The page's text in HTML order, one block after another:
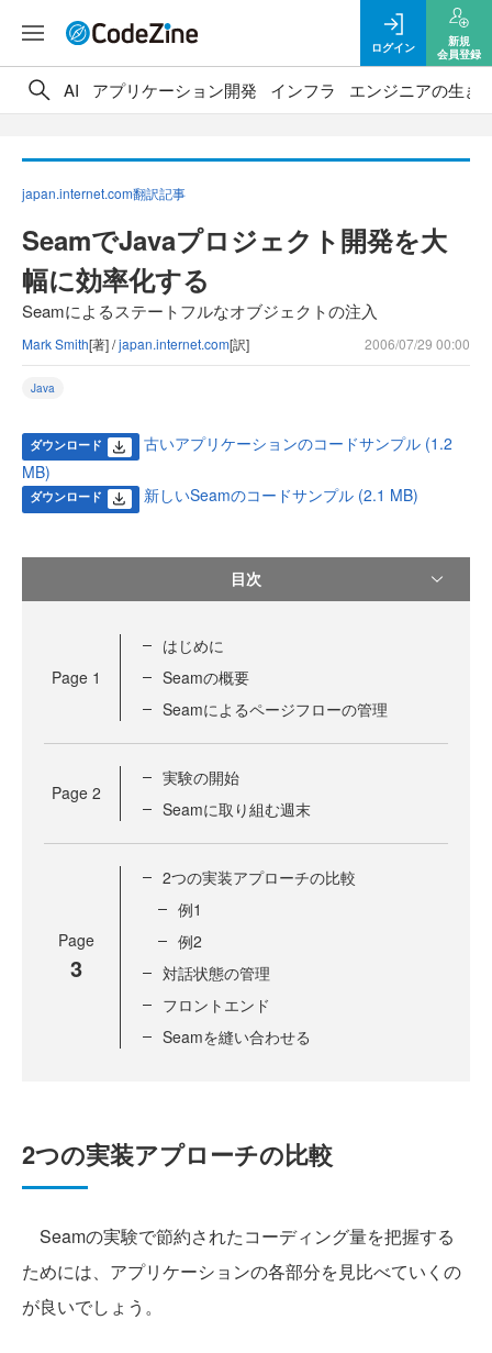
ログイン
新規
会員登録
AI アプリケーション開発 インフラ エンジニアの生き
japan.internet.com翻訳記事
SeamでJavaプロジェクト開発を大
幅に効率化する
Seamによるステートフルなオブジェクトの注入
Mark Smith[著] /japan.internet.com[訳] 2006/07/29 00:00
Java
ダウンロード
古いアプリケーションのコードサンプル (1.2
MB)
ダウンロード 新しいSeamのコードサンプル (2.1 MB)
目次
Page 1
はじめに
Seamの概要
Seamによるページフローの管理
Page 2
実験の開始
Seamに取り組む週末
Page
3
2つの実装アプローチの比較
例1
例2
対話状態の管理
フロントエンド
Seamを縫い合わせる
2つの実装アプローチの比較
Seamの実験で節約されたコーディング量を把握する
ためには、アプリケーションの各部分を見比べていくの
が良いでしょう。